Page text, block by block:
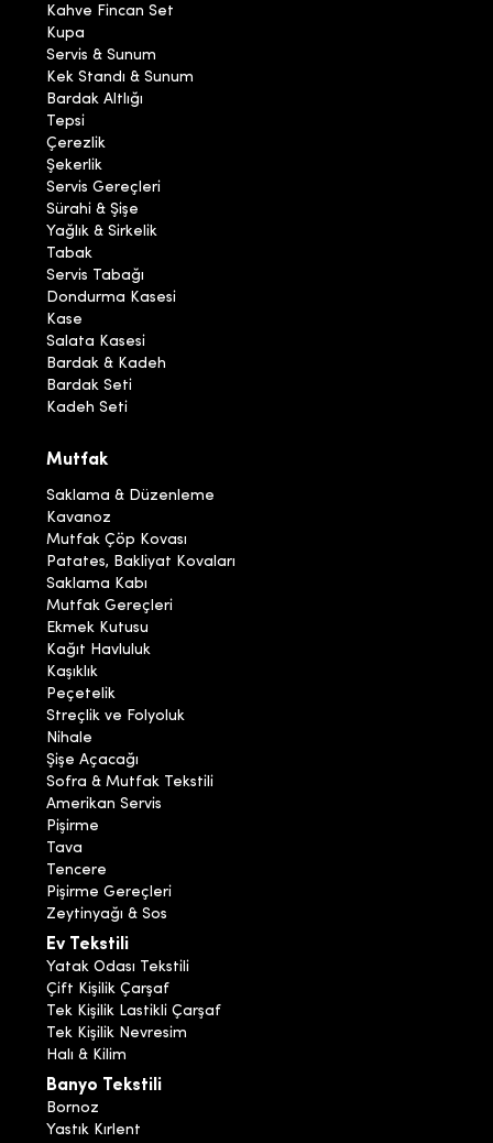
Kahve Fincan Set
Kupa
Servis & Sunum
Kek Standı & Sunum
Bardak Altlığı
Tepsi
Çerezlik
Şekerlik
Servis Gereçleri
Sürahi & Şişe
Yağlık & Sirkelik
Tabak
Servis Tabağı
Dondurma Kasesi
Kase
Salata Kasesi
Bardak & Kadeh
Bardak Seti
Kadeh Seti
Mutfak
Saklama & Düzenleme
Kavanoz
Mutfak Çöp Kovası
Patates, Bakliyat Kovaları
Saklama Kabı
Mutfak Gereçleri
Ekmek Kutusu
Kağıt Havluluk
Kaşıklık
Peçetelik
Streçlik ve Folyoluk
Nihale
Şişe Açacağı
Sofra & Mutfak Tekstili
Amerikan Servis
Pişirme
Tava
Tencere
Pişirme Gereçleri
Zeytinyağı & Sos
Ev Tekstili
Yatak Odası Tekstili
Çift Kişilik Çarşaf
Tek Kişilik Lastikli Çarşaf
Tek Kişilik Nevresim
Halı & Kilim
Banyo Tekstili
Bornoz
Yastık Kırlent